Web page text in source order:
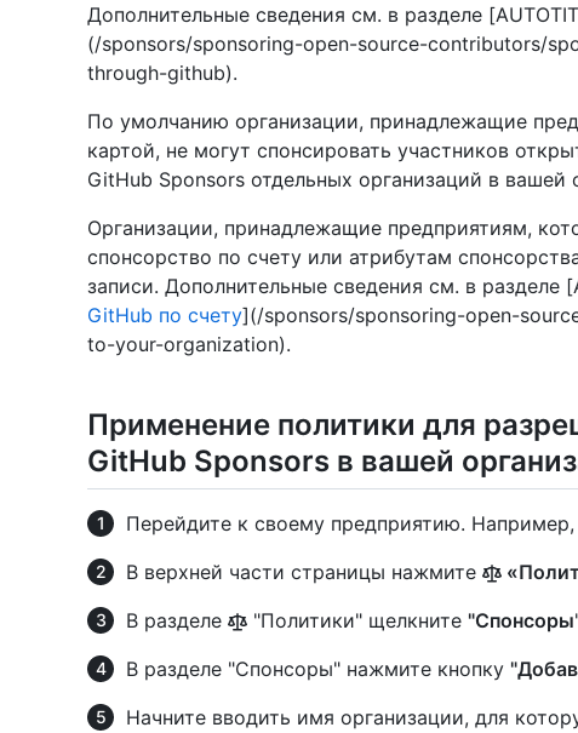
Дополнительные сведения см. в разделе
(/sponsors/sponsoring-open-source-contributors/
through-github).
По умолчанию организации, принадлежащие
картой, не могут спонсировать участников
GitHub Sponsors отдельных организаций в вашей
Организации, принадлежащие предприятиям,
спонсорство по счету или атрибутам
записи. Дополнительные сведения см. в разделе
GitHub по счету](/sponsors/sponsoring-open-
to-your-organization).
Применение политики для
GitHub Sponsors в вашей
Перейдите к своему предприятию. Например,
В верхней части страницы нажмите
В разделе
"Политики" щелкните "Спонсоры
В разделе "Спонсоры" нажмите кнопку
Начните вводить имя организации, для